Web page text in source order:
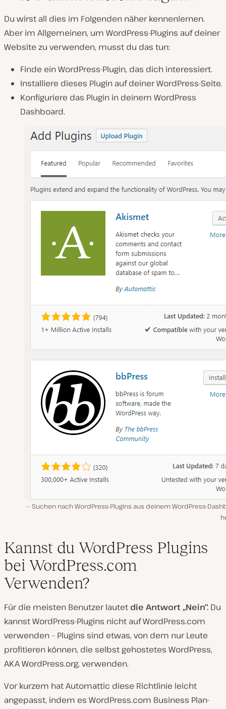
Du wirst all dies im Folgenden näher kennenlernen.
Aber im Allgemeinen, um WordPress-Plugins auf deiner
Website zu verwenden, musst du das tun:
Finde ein WordPress-Plugin, das dich interessiert.
Installiere dieses Plugin auf deiner WordPress-Seite.
Konfiguriere das Plugin in deinem WordPress
Dashboard.
Suchen nach WordPress-Plugins aus deinem WordPress-
Kannst du WordPress Plugins
bei WordPress.com
Verwenden?
Für die meisten Benutzer lautet die Antwort „Nein“. Du
kannst WordPress-Plugins nicht auf WordPress.com
verwenden – Plugins sind etwas, von dem nur Leute
profitieren können, die selbst gehostetes WordPress,
AKA WordPress.org, verwenden.
Vor kurzem hat Automattic diese Richtlinie leicht
angepasst, indem es WordPress.com Business Plan-